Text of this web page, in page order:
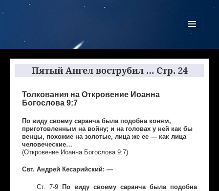
Пятый Ангел вострубил … Стр. 24
Толкования на Откровение Иоанна
Богослова 9:7
По виду своему саранча была подобна коням,
приготовленным на войну; и на головах у ней как бы
венцы, похожие на золотые, лица же ее — как лица
человеческие…
(Откровение Иоанна Богослова 9:7)
Свт. Андрей Кесарийский: —
Ст. 7-9
По виду своему саранча была подобна